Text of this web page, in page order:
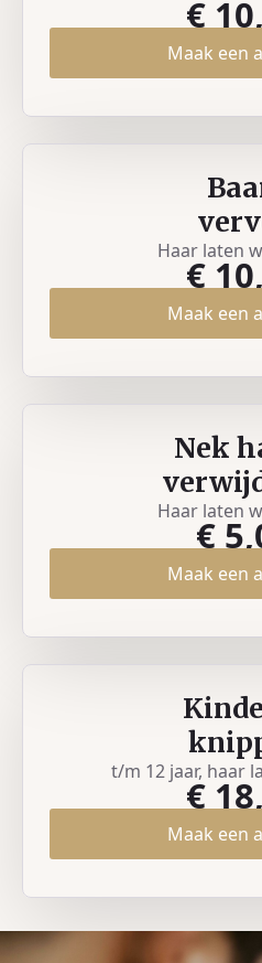
€
Maak een
Haar laten
€
Maak een
Nek
Haar laten
€
Maak een
t/m 12 jaar, haar
€
Maak een